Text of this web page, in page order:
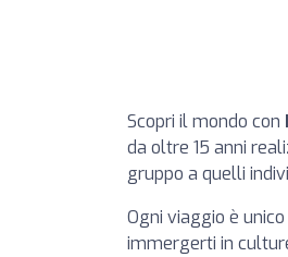
Scopri il mondo con
da oltre 15 anni
gruppo a quelli
Ogni viaggio è
immergerti in